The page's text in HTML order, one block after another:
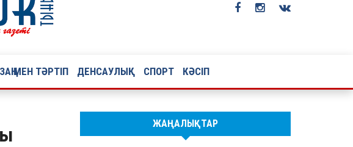
ЗАҢ МЕН ТӘРТІП ДЕНСАУЛЫҚ СПОРТ КӘСІП
ЖАҢАЛЫҚТАР